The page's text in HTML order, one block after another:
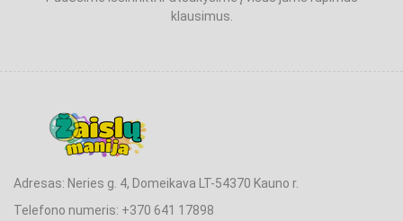
klausimus.
Adresas: Neries g. 4, Domeikava LT-54370 Kauno r.
Telefono numeris: +370 641 17898